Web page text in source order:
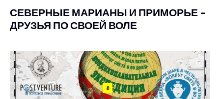
СЕВЕРНЫЕ МАРИАНЫ И ПРИМОРЬЕ –
ДРУЗЬЯ ПО СВОЕЙ ВОЛЕ
8